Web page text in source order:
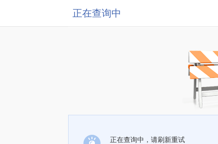
正在查询中
正在查询中，请刷新重试